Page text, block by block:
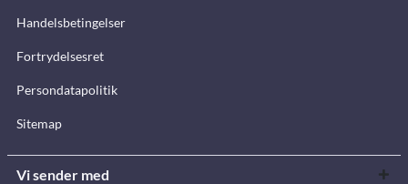
Handelsbetingelser
Fortrydelsesret
Persondatapolitik
Sitemap
Vi sender med